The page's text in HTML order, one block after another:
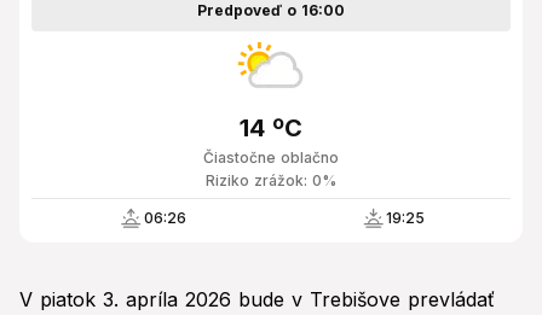
Predpoveď o 16:00
Čiastočne oblačno
14 ºC
Riziko zrážok: 0%
06:26 19:25
V piatok 3. apríla 2026 bude v Trebišove prevládať